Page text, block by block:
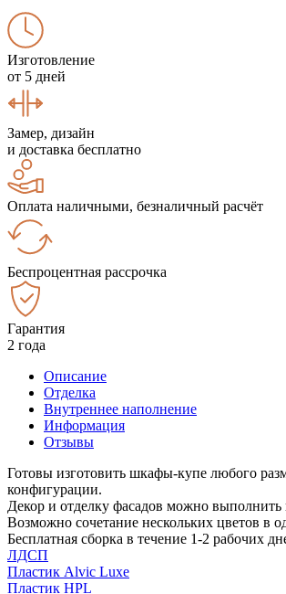
Изготовление
от 5 дней
Замер, дизайн
и доставка бесплатно
Оплата наличными, безналичный расчёт
Беспроцентная рассрочка
Гарантия
2 года
Описание
Отделка
Внутреннее наполнение
Информация
Отзывы
Готовы изготовить шкафы-купе любого
конфигурации.
Декор и отделку фасадов можно выполнить
Возможно сочетание нескольких цветов в
Бесплатная сборка в течение 1-2 рабочих
ЛДСП
Пластик Alvic Luxe
Пластик HPL